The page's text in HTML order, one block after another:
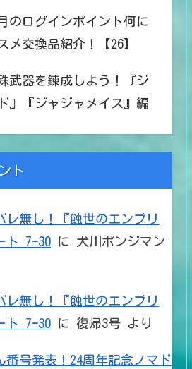
月のログインポイント何に
メ交換品紹介！【26】
殊武器を錬成しよう！『ジ
』『ジャジャメイス』編
ト
レ無し！『蝕世のエンブリ
ト 7ｰ30 に 犬川ポンジマン
レ無し！『蝕世のエンブリ
ト 7ｰ30 に復帰3号 より
番号発表！24周年記念ノマド